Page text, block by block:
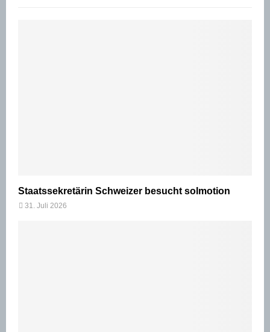
Staatssekretärin Schweizer besucht solmotion
31. Juli 2026